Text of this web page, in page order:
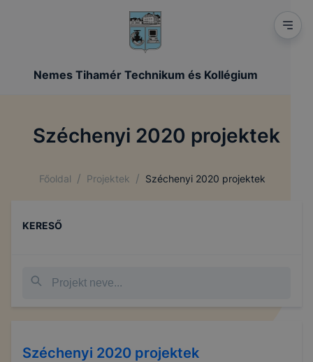
Nemes Tihamér Technikum és Kollégium
Széchenyi 2020 projektek
Főoldal / Projektek / Széchenyi 2020 projektek
KERESŐ
Széchenyi 2020 projektek